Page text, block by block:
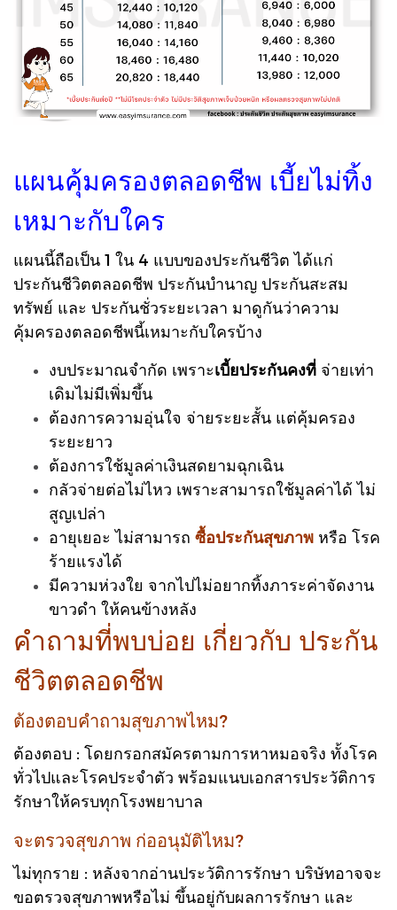
แผนคุ้มครองตลอดชีพ เบี้ยไม่ทิ้ง
เหมาะกับใคร
แผนนี้ถือเป็น 1 ใน 4 แบบของประกันชีวิต ได้แก่
ประกันชีวิตตลอดชีพ ประกันบำนาญ ประกันสะสม
ทรัพย์ และ ประกันชั่วระยะเวลา มาดูกันว่าความ
คุ้มครองตลอดชีพนี้เหมาะกับใครบ้าง
งบประมาณจำกัด เพราะเบี้ยประกันคงที่ จ่ายเท่า
เดิมไม่มีเพิ่มขึ้น
ต้องการความอุ่นใจ จ่ายระยะสั้น แต่คุ้มครอง
ระยะยาว
ต้องการใช้มูลค่าเงินสดยามฉุกเฉิน
กลัวจ่ายต่อไม่ไหว เพราะสามารถใช้มูลค่าได้ ไม่
สูญเปล่า
อายุเยอะ ไม่สามารถ ซื้อประกันสุขภาพ หรือ โรค
ร้ายแรงได้
มีความห่วงใย จากไปไม่อยากทิ้งภาระค่าจัดงาน
ขาวดำ ให้คนข้างหลัง
คำถามที่พบบ่อย เกี่ยวกับ ประกัน
ชีวิตตลอดชีพ
ต้องตอบคำถามสุขภาพไหม?
ต้องตอบ : โดยกรอกสมัครตามการหาหมอจริง ทั้งโรค
ทั่วไปและโรคประจำตัว พร้อมแนบเอกสารประวัติการ
รักษาให้ครบทุกโรงพยาบาล
จะตรวจสุขภาพ ก่ออนุมัติไหม?
ไม่ทุกราย : หลังจากอ่านประวัติการรักษา บริษัทอาจจะ
ขอตรวจสุขภาพหรือไม่ ขึ้นอยู่กับผลการรักษา และ